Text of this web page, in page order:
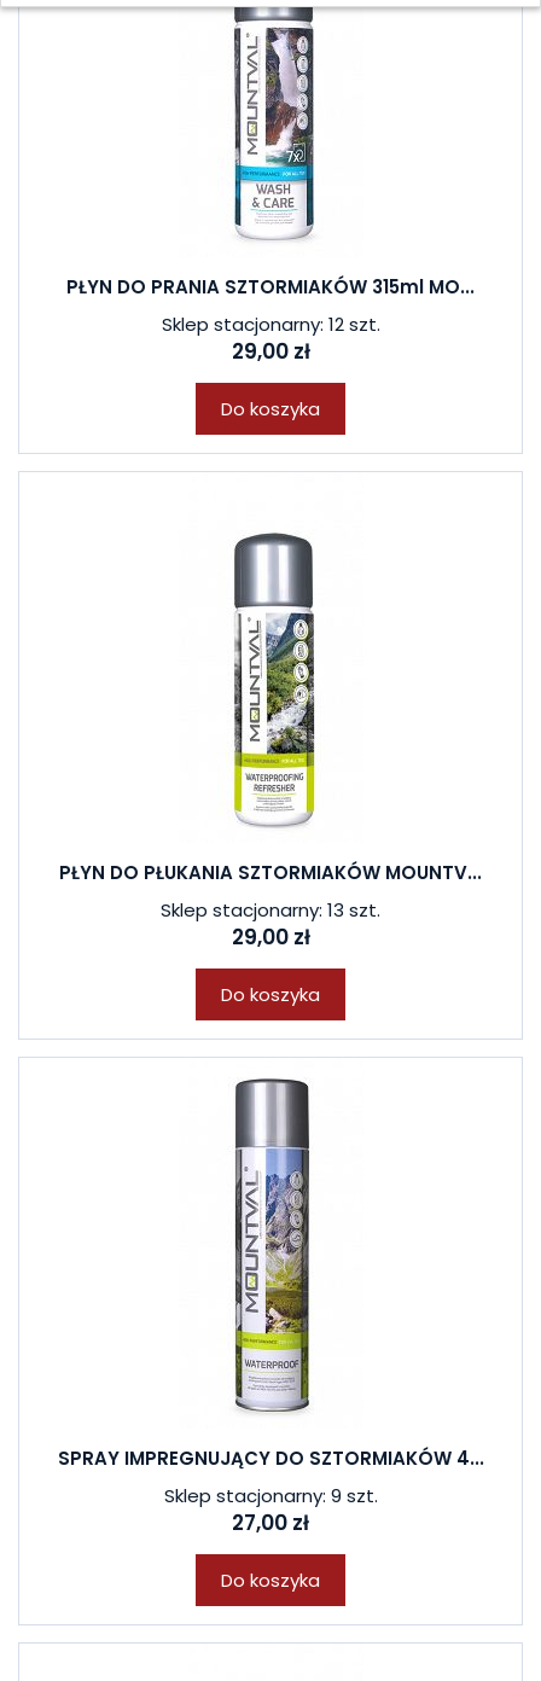
PŁYN DO PRANIA SZTORMIAKÓW 315ml MO...
Sklep stacjonarny: 12 szt.
29,00 zł
Do koszyka
PŁYN DO PŁUKANIA SZTORMIAKÓW MOUNTV...
Sklep stacjonarny: 13 szt.
29,00 zł
Do koszyka
SPRAY IMPREGNUJĄCY DO SZTORMIAKÓW 4...
Sklep stacjonarny: 9 szt.
27,00 zł
Do koszyka